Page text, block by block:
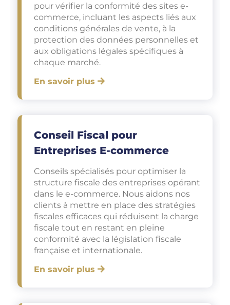
pour vérifier la conformité des sites e-
commerce, incluant les aspects liés aux
conditions générales de vente, à la
protection des données personnelles et
aux obligations légales spécifiques à
chaque marché.
En savoir plus
Conseil Fiscal pour
Entreprises E-commerce
Conseils spécialisés pour optimiser la
structure fiscale des entreprises opérant
dans le e-commerce. Nous aidons nos
clients à mettre en place des stratégies
fiscales efficaces qui réduisent la charge
fiscale tout en restant en pleine
conformité avec la législation fiscale
française et internationale.
En savoir plus